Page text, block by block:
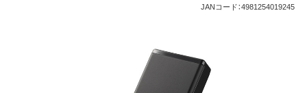
JANコード：4981254019245